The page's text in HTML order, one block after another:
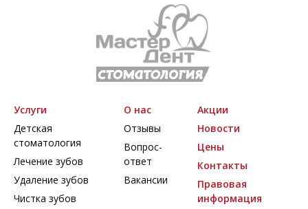
Услуги
Детская
стоматология
Лечение зубов
Удаление зубов
Чистка зубов
О нас
Отзывы
Вопрос-
ответ
Вакансии
Акции
Новости
Цены
Контакты
Правовая
информация